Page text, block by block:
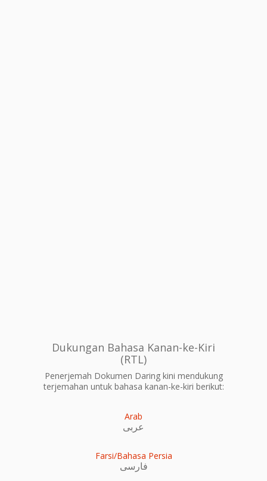
Dukungan Bahasa Kanan-ke-Kiri
(RTL)
Penerjemah Dokumen Daring kini mendukung
terjemahan untuk bahasa kanan-ke-kiri berikut:
Arab
عربى
Farsi/Bahasa Persia
فارسی